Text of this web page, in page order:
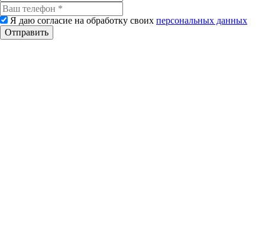
Я даю согласие на обработку своих персональных данных
Отправить